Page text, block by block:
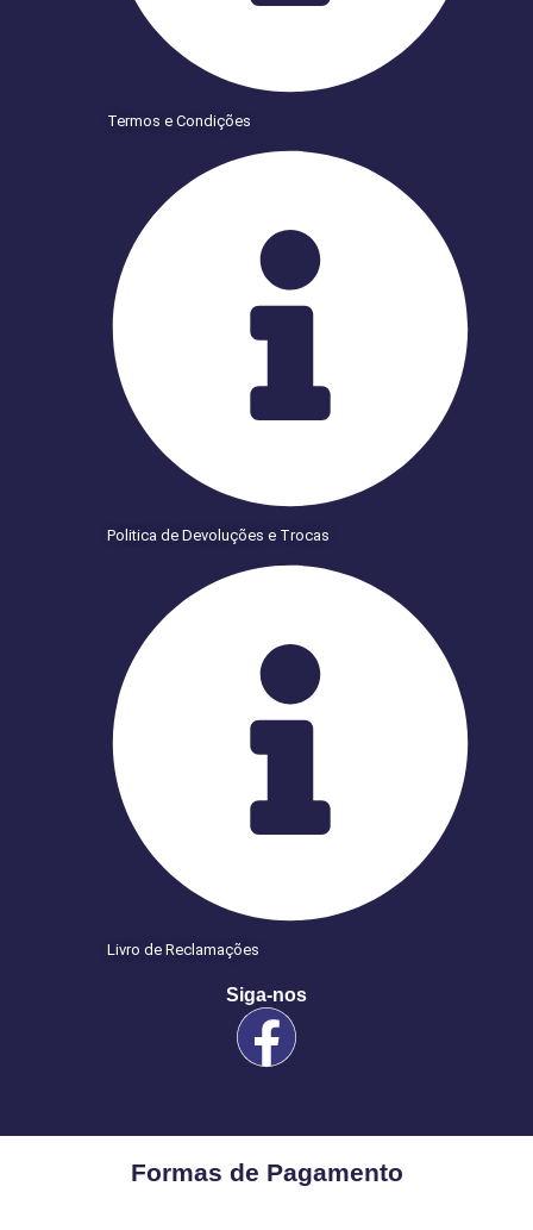
Termos e Condições
Politica de Devoluções e Trocas
Livro de Reclamações
Siga-nos
Formas de Pagamento